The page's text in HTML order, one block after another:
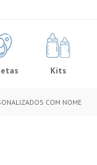
Kits
COM NOME